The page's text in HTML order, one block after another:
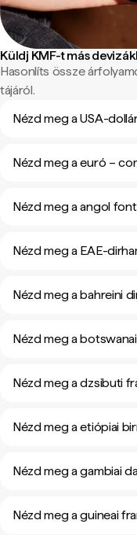
Küldj KMF-t más
Hasonlíts össze
tájáról.
Nézd meg a USA-
Nézd meg a euró –
Nézd meg a angol
Nézd meg a EAE-
Nézd meg a bahreini
Nézd meg a
Nézd meg a dzsibuti
Nézd meg a etiópiai
Nézd meg a gambiai
Nézd meg a guineai